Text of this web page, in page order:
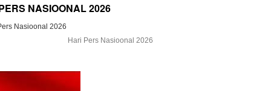
NASIOONAL 2026
Hari Pers Nasioonal 2026